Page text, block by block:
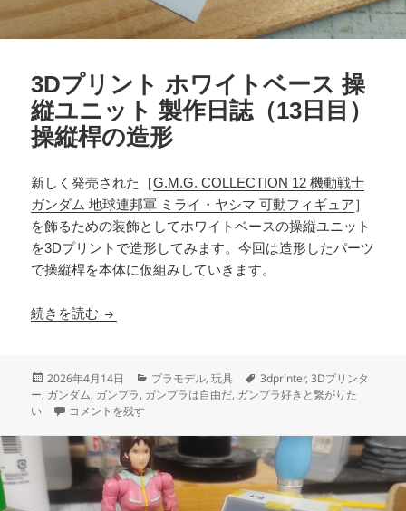
3Dプリント ホワイトベース 操
縦ユニット 製作日誌（13日目）
操縦桿の造形
新しく発売された［G.M.G. COLLECTION 12 機動戦士
ガンダム 地球連邦軍 ミライ・ヤシマ 可動フィギュア］
を飾るための装飾としてホワイトベースの操縦ユニット
を3Dプリントで造形してみます。今回は造形したパーツ
で操縦桿を本体に仮組みしていきます。
続きを読む 3Dプリント ホワイトベース 操縦ユニット 製作
投
稿
日:
2026年4月14日
カ
テ
ー
プラモデル,玩具
タ
グ
3dprinter,3Dプリンタ
ー, ガンダム, ガンプラ, ガンプラは自由だ, ガンプラ好きと繋がりた
い
3Dプリント ホワイトベース 操縦ユニット 製作日誌（13日目）操縦
コメントを残す